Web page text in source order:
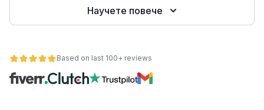
Научете повече
Based on last 100+ reviews